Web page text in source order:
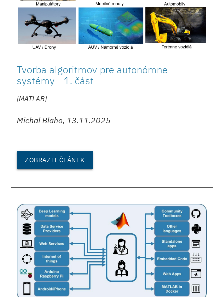
Tvorba algoritmov pre autonómne
systémy - 1. část
[MATLAB]
Michal Blaho, 13.11.2025
ZOBRAZIT ČLÁNEK